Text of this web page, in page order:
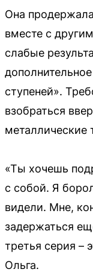
Она
вместе с
слабые
ступеней».
взобраться
металлические
«Ты хочешь
с собой. Я
видели. Мне,
задержаться
третья серия –
Ольга.